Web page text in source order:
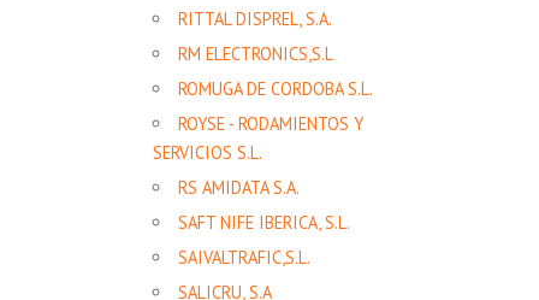
RITTAL DISPREL, S.A.
RM ELECTRONICS,S.L
ROMUGA DE CORDOBA S.L.
ROYSE - RODAMIENTOS Y
SERVICIOS S.L.
RS AMIDATA S.A.
SAFT NIFE IBERICA, S.L.
SAIVALTRAFIC,S.L.
SALICRU, S.A